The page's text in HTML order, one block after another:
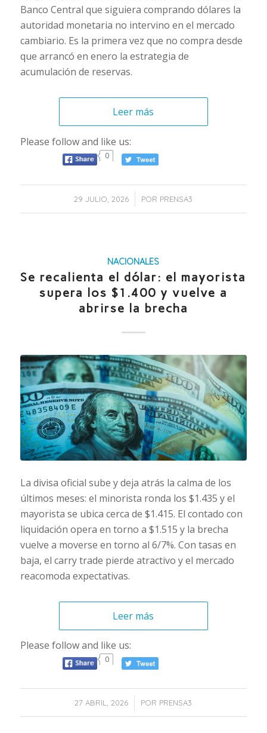
Banco Central que siguiera comprando dólares la
autoridad monetaria no intervino en el mercado
cambiario. Es la primera vez que no compra desde
que arrancó en enero la estrategia de
acumulación de reservas.
Leer más
Please follow and like us:
0
29 JULIO, 2026
/ POR PRENSA3
NACIONALES
Se recalienta el dólar: el mayorista
supera los $1.400 y vuelve a
abrirse la brecha
La divisa oficial sube y deja atrás la calma de los
últimos meses: el minorista ronda los $1.435 y el
mayorista se ubica cerca de $1.415. El contado con
liquidación opera en torno a $1.515 y la brecha
vuelve a moverse en torno al 6/7%. Con tasas en
baja, el carry trade pierde atractivo y el mercado
reacomoda expectativas.
Leer más
Please follow and like us:
0
27 ABRIL, 2026
/ POR PRENSA3